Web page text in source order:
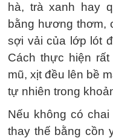
hà, trà xanh hay
bằng hương thơm,
sợi vải của lớp lót
Cách thực hiện
mũ, xịt đều lên bề
tự nhiên trong
Nếu không có
thay thế bằng cồn